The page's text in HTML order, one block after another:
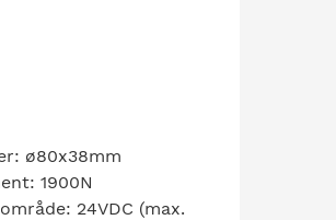
ø80x38mm
1900N
24VDC (max.